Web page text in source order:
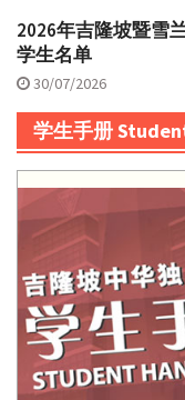
2026年吉隆坡暨雪
学生名单
30/07/2026
学生手册